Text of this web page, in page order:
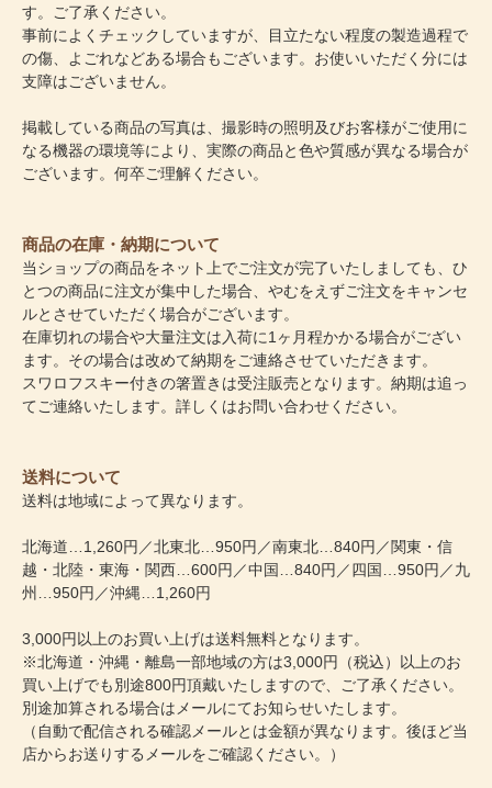
す。ご了承ください。
事前によくチェックしていますが、目立たない程度の製造過程で
の傷、よごれなどある場合もございます。お使いいただく分には
支障はございません。
掲載している商品の写真は、撮影時の照明及びお客様がご使用に
なる機器の環境等により、実際の商品と色や質感が異なる場合が
ございます。何卒ご理解ください。
商品の在庫・納期について
当ショップの商品をネット上でご注文が完了いたしましても、ひ
とつの商品に注文が集中した場合、やむをえずご注文をキャンセ
ルとさせていただく場合がございます。
在庫切れの場合や大量注文は入荷に1ヶ月程かかる場合がござい
ます。その場合は改めて納期をご連絡させていただきます。
スワロフスキー付きの箸置きは受注販売となります。納期は追っ
てご連絡いたします。詳しくはお問い合わせください。
送料について
送料は地域によって異なります。
北海道…1,260円／北東北…950円／南東北…840円／関東・信
越・北陸・東海・関西…600円／中国…840円／四国…950円／九
州…950円／沖縄…1,260円
3,000円以上のお買い上げは送料無料となります。
※北海道・沖縄・離島一部地域の方は3,000円（税込）以上のお
買い上げでも別途800円頂戴いたしますので、ご了承ください。
別途加算される場合はメールにてお知らせいたします。
（自動で配信される確認メールとは金額が異なります。後ほど当
店からお送りするメールをご確認ください。）